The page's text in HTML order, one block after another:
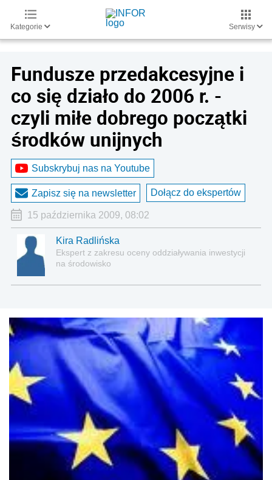
Kategorie Serwisy
Fundusze przedakcesyjne i
co się działo do 2006 r. -
czyli miłe dobrego początki
środków unijnych
Subskrybuj nas na Youtube
Zapisz się na newsletter Dołącz do ekspertów
15 października 2009, 08:02
Kira Radlińska
Ekspert z zakresu oceny oddziaływania inwestycji
na środowisko